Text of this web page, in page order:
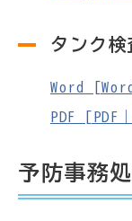
タンク検
Word
PDF [PDF
予防事務